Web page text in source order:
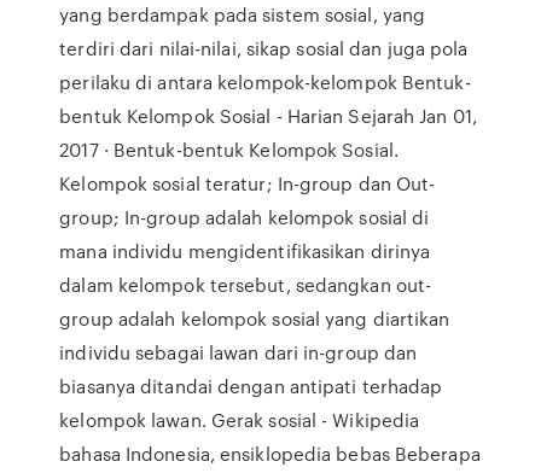
yang berdampak pada sistem sosial, yang
terdiri dari nilai-nilai, sikap sosial dan juga pola
perilaku di antara kelompok-kelompok Bentuk-
bentuk Kelompok Sosial - Harian Sejarah Jan 01,
2017 · Bentuk-bentuk Kelompok Sosial.
Kelompok sosial teratur; In-group dan Out-
group; In-group adalah kelompok sosial di
mana individu mengidentifikasikan dirinya
dalam kelompok tersebut, sedangkan out-
group adalah kelompok sosial yang diartikan
individu sebagai lawan dari in-group dan
biasanya ditandai dengan antipati terhadap
kelompok lawan. Gerak sosial - Wikipedia
bahasa Indonesia, ensiklopedia bebas Beberapa